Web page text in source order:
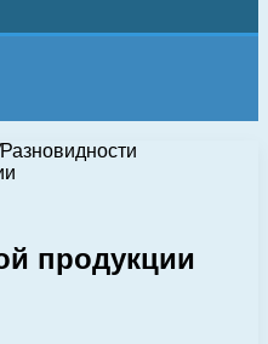
Разновидности
продукции